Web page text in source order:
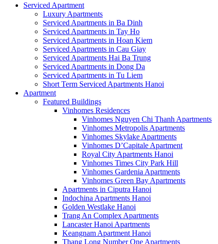
Serviced Apartment
Luxury Apartments
Serviced Apartments in Ba Dinh
Serviced Apartments in Tay Ho
Serviced Apartments in Hoan Kiem
Serviced Apartments in Cau Giay
Serviced Apartments Hai Ba Trung
Serviced Apartments in Dong Da
Serviced Apartments in Tu Liem
Short Term Serviced Apartments Hanoi
Apartment
Featured Buildings
Vinhomes Residences
Vinhomes Nguyen Chi Thanh Apartments
Vinhomes Metropolis Apartments
Vinhomes Skylake Apartments
Vinhomes D’Capitale Apartment
Royal City Apartments Hanoi
Vinhomes Times City Park Hill
Vinhomes Gardenia Apartments
Vinhomes Green Bay Apartments
Apartments in Ciputra Hanoi
Indochina Apartments Hanoi
Golden Westlake Hanoi
Trang An Complex Apartments
Lancaster Hanoi Apartments
Keangnam Apartment Hanoi
Thang Long Number One Apartments